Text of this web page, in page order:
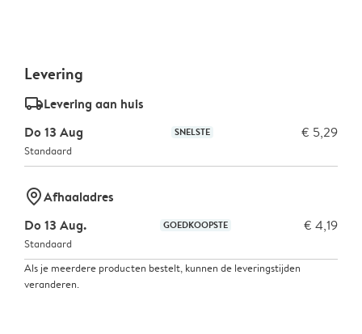
Levering
delivery_standard_v2Levering aan huis
Do 13 Aug
SNELSTE € 5,29
Standaard
marker-pinAfhaaladres
Do 13 Aug.
GOEDKOOPSTE € 4,19
Standaard
Als je meerdere producten bestelt, kunnen de leveringstijden
veranderen.